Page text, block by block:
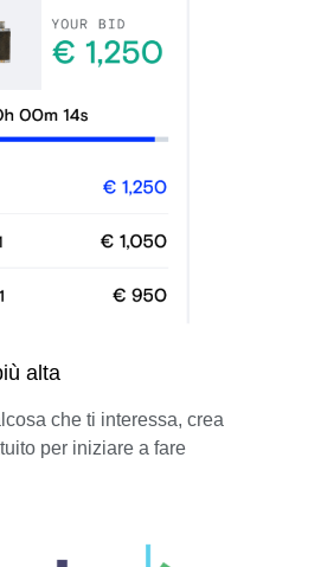
alta
che ti interessa, crea
per iniziare a fare